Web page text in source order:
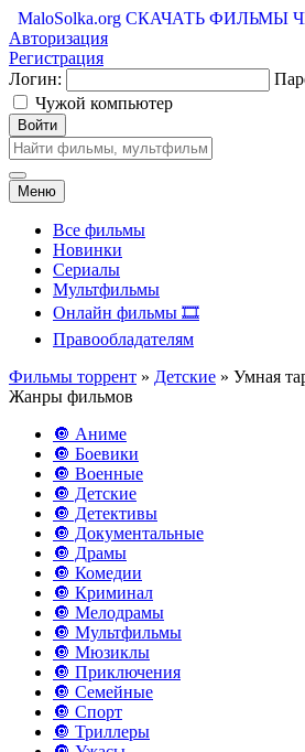
MaloSolka.org СКАЧАТЬ ФИЛЬМЫ
Авторизация
Регистрация
Логин:
Чужой компьютер
Войти
Меню
Все фильмы
Новинки
Сериалы
Мультфильмы
Онлайн фильмы 🎞️
Правообладателям
Фильмы торрент » Детские » Умная
Жанры фильмов
🔘 Аниме
🔘 Боевики
🔘 Военные
🔘 Детские
🔘 Детективы
🔘 Документальные
🔘 Драмы
🔘 Комедии
🔘 Криминал
🔘 Мелодрамы
🔘 Мультфильмы
🔘 Мюзиклы
🔘 Приключения
🔘 Семейные
🔘 Спорт
🔘 Триллеры